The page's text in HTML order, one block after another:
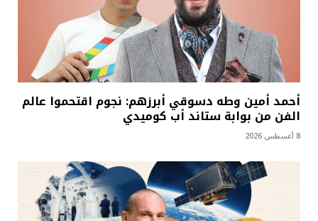
أحمد أمين وطه دسوقي أبرزهم: نجوم اقتحموا عالم
الفن من بوابة ستاند أب كوميدي
8 أغسطس 2026